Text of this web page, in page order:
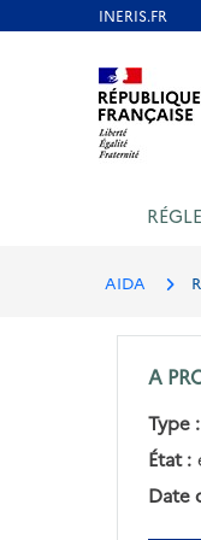
Aller au contenu
AIDA
A
Type :
État :
Date